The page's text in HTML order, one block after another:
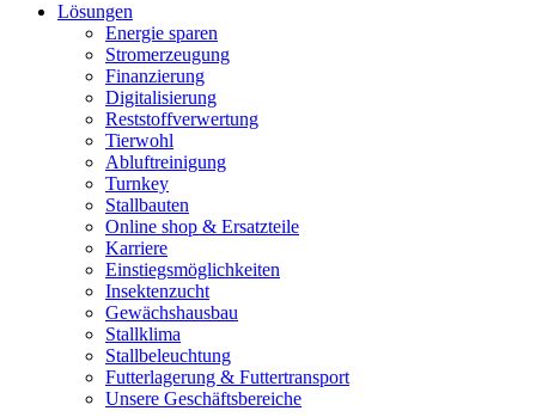
Lösungen
Energie sparen
Stromerzeugung
Finanzierung
Digitalisierung
Reststoffverwertung
Tierwohl
Abluftreinigung
Turnkey
Stallbauten
Online shop & Ersatzteile
Karriere
Einstiegsmöglichkeiten
Insektenzucht
Gewächshausbau
Stallklima
Stallbeleuchtung
Futterlagerung & Futtertransport
Unsere Geschäftsbereiche